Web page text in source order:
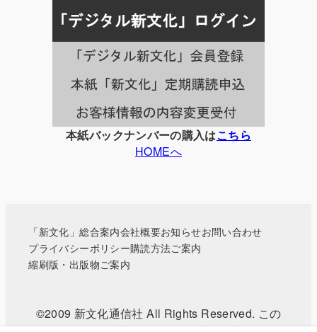
事
一
覧
本紙バックナンバーの購入はこちら
HOMEへ
「新文化」総合案内会社概要お知らせお問い合わせ
プライバシーポリシー購読方法ご案内
縮刷版・出版物ご案内
©2009 新文化通信社 All Rights Reserved. この